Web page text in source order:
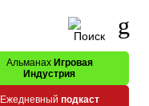
Альманах Игровая
Индустрия
Ежедневный подкаст